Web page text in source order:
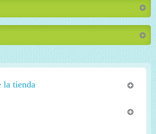
la tienda